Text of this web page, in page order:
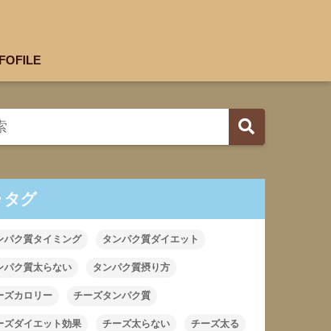
タグ
パク質タイミング タンパク質ダイエット
パク質太らない タンパク質摂り方
ズカロリー チーズタンパク質
ズダイエット効果 チーズ太らない チーズ太る